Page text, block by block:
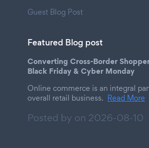
Guest Blog Post
Featured Blog post
Converting Cross-Border
Black Friday & Cyber Monday
Online commerce is an integral
overall retail business. Read More
Posted by on 2026-08-10